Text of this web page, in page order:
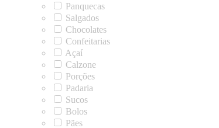
Panquecas
Salgados
Chocolates
Confeitarias
Açaí
Calzone
Porções
Padaria
Sucos
Bolos
Pães